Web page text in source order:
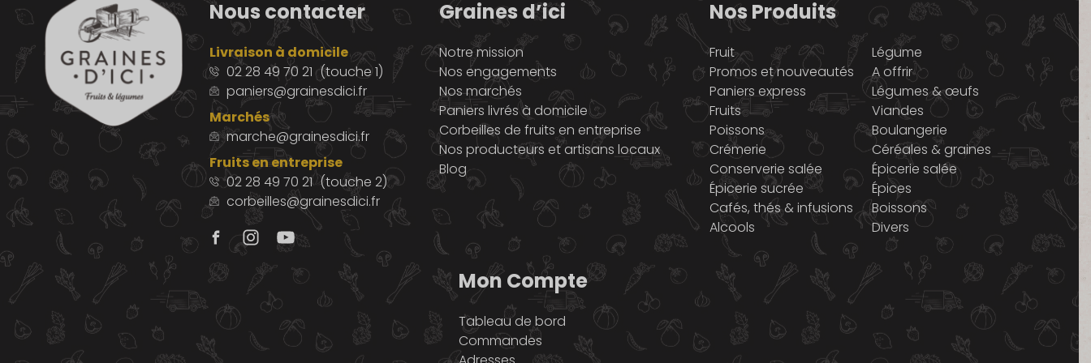
Nous contacter
Livraison à domicile
02 28 49 70 21 (touche 1)
paniers@grainesdici.fr
Marchés
marche@grainesdici.fr
Fruits en entreprise
02 28 49 70 21 (touche 2)
corbeilles@grainesdici.fr
Graines d’ici
Notre mission
Nos engagements
Nos marchés
Paniers livrés à domicile
Corbeilles de fruits en entreprise
Nos producteurs et artisans locaux
Blog
Nos Produits
Fruit
Légume
Promos et nouveautés
A offrir
Paniers express
Légumes & œufs
Fruits
Viandes
Poissons
Boulangerie
Crémerie
Céréales & graines
Conserverie salée
Épicerie salée
Épicerie sucrée
Épices
Cafés, thés & infusions
Boissons
Alcools
Divers
Mon Compte
Tableau de bord
Commandes